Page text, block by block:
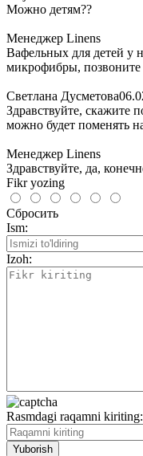
Можно детям??
Менеджер Linens
Вафельных для детей у
микрофибры,
Светлана Дусметова
Здравствуйте, скажите
можно будет поменять
Менеджер Linens
Здравствуйте, да,
Fikr yozing
Сбросить
Ism:
Izoh:
Rasmdagi raqamni kiriting: